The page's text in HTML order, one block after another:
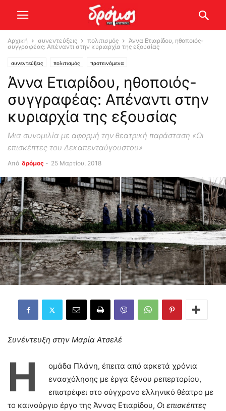
Αρχική συνεντεύξεις πολιτισμός
Άννα Ετιαρίδου, ηθοποιός-
συγγραφέας: Απέναντι στην κυριαρχία της εξουσίας
συνεντεύξεις πολιτισμός προτεινόμενα
Άννα Ετιαρίδου, ηθοποιός-
συγγραφέας: Απέναντι στην
κυριαρχία της εξουσίας
Μια συνομιλία με αφορμή την θεατρική παράσταση «Οι
επισκέπτες του Δεκαπενταύγουστου»
Από δρόμος - 25 Μαρτίου, 2018
Συνέντευξη στην Μαρία Ατσελέ
Η
ομάδα Πλάνη, έπειτα από αρκετά χρόνια
ενασχόλησης με έργα ξένου ρεπερτορίου,
επιστρέφει στο σύγχρονο ελληνικό θέατρο με
το καινούργιο έργο της Άννας Ετιαρίδου, Οι επισκέπτες